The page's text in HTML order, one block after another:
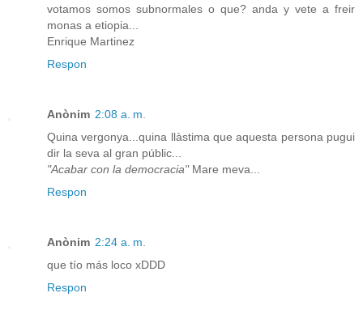
votamos somos subnormales o que? anda y vete a freir
monas a etiopia...
Enrique Martinez
Respon
Anònim 2:08 a. m.
Quina vergonya...quina llàstima que aquesta persona pugui
dir la seva al gran públic...
"Acabar con la democracia" Mare meva...
Respon
Anònim 2:24 a. m.
que tío más loco xDDD
Respon